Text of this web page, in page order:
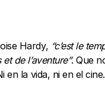
Hardy, “c’est le
de l’aventure”. Que
en la vida, ni en el cine.